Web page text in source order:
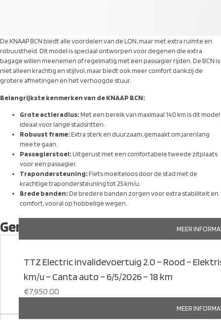
De KNAAP BCN biedt alle voordelen van de LON, maar met extra ruimte en
robuustheid. Dit model is speciaal ontworpen voor degenen die extra
bagage willen meenemen of regelmatig met een passagier rijden. De BCN is
niet alleen krachtig en stijlvol, maar biedt ook meer comfort dankzij de
grotere afmetingen en het verhoogde stuur.
Belangrijkste kenmerken van de KNAAP BCN:
Grote actieradius:Met een bereik van maximaal 140 km is dit model
ideaal voor lange stadsritten.
Robuust frame:Extra sterk en duurzaam, gemaakt om jarenlang
mee te gaan.
Passagierstoel:Uitgerust met een comfortabele tweede zitplaats
voor een passagier.
Trapondersteuning:Fiets moeiteloos door de stad met de
krachtige trapondersteuning tot 25 km/u.
Brede banden:De bredere banden zorgen voor extra stabiliteit en
comfort, vooral op hobbelige wegen.
Gerelateerde producten MEER
TTZ Electric invalidevoertuig 2.0 – Rood –
km/u – Canta auto – 6/5/2026 – 18 km
€7,950.00
MEER